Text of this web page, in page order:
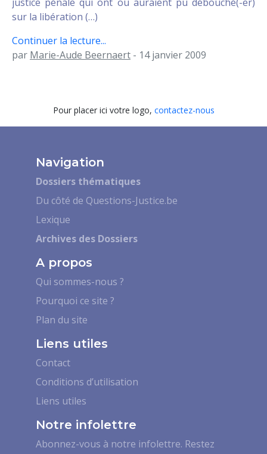
sur la libération (…)
Continuer la lecture...
par Marie-Aude Beernaert - 14 janvier 2009
Pour placer ici votre logo, contactez-nous
Navigation
Dossiers thématiques
Du côté de Questions-Justice.be
Lexique
Archives des Dossiers
A propos
Qui sommes-nous ?
Pourquoi ce site ?
Plan du site
Liens utiles
Contact
Conditions d’utilisation
Liens utiles
Notre infolettre
Abonnez-vous à notre infolettre. Restez